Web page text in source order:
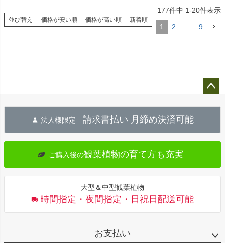
並び替え 価格が安い順 価格が高い順 新着順
177件中 1-20件表示
1 2 9
へ
法人様限定 請求書払い 月締め決済可能
ご購入後の観葉植物の育て方も充実
大型＆中型観葉植物
時間指定・夜間指定・日祝日配送可能
お支払い